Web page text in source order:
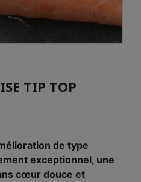
TIP TOP
de type
exceptionnel, une
cœur douce et